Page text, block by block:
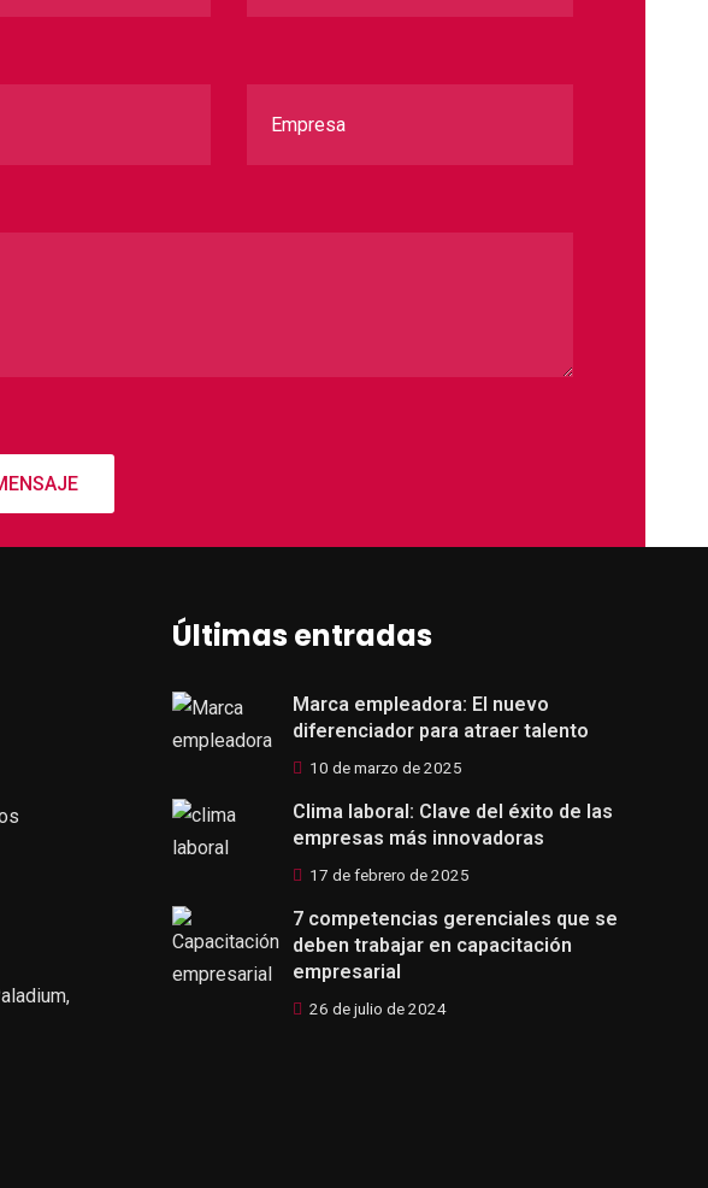
Últimas entradas
Marca empleadora: El nuevo
diferenciador para atraer talento
10 de marzo de 2025
Clima laboral: Clave del éxito de las
empresas más innovadoras
17 de febrero de 2025
7 competencias gerenciales que se
deben trabajar en capacitación
empresarial
26 de julio de 2024